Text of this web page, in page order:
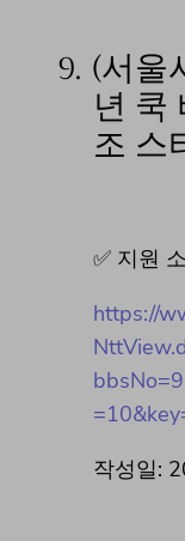
9. (서울
년 쿡
조 스
✅ 지원
https://
작성일: